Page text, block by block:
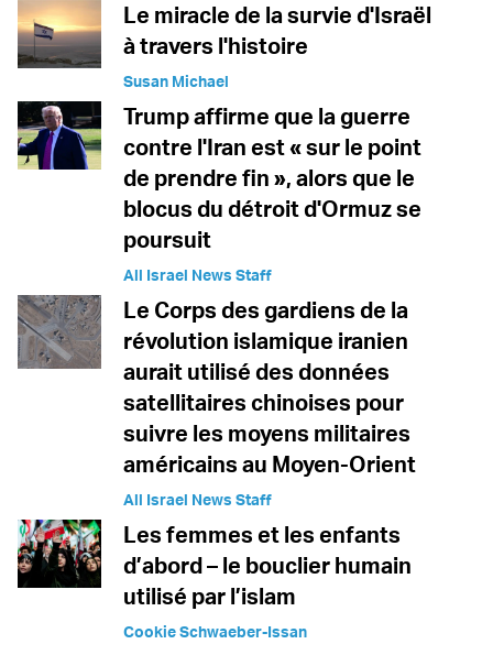
Le miracle de la survie d'Israël
à travers l'histoire
Susan Michael
Trump affirme que la guerre
contre l'Iran est « sur le point
de prendre fin », alors que le
blocus du détroit d'Ormuz se
poursuit
All Israel News Staff
Le Corps des gardiens de la
révolution islamique iranien
aurait utilisé des données
satellitaires chinoises pour
suivre les moyens militaires
américains au Moyen-Orient
All Israel News Staff
Les femmes et les enfants
d’abord – le bouclier humain
utilisé par l’islam
Cookie Schwaeber-Issan